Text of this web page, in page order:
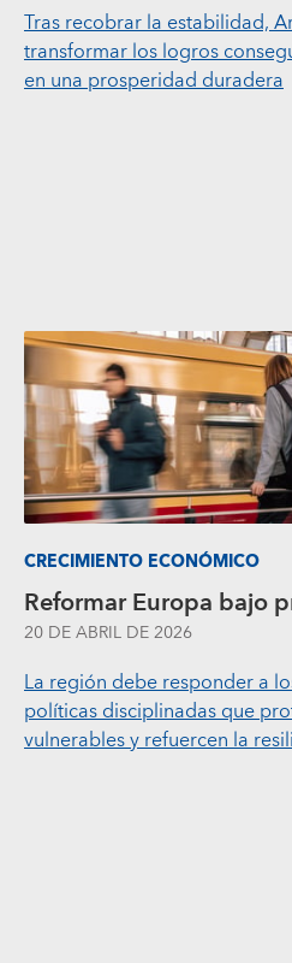
Tras recobrar la estabilidad,
transformar los logros
en una prosperidad duradera
CRECIMIENTO ECONÓMICO
Reformar Europa bajo
20 DE ABRIL DE 2026
La región debe responder a
políticas disciplinadas que
vulnerables y refuercen la